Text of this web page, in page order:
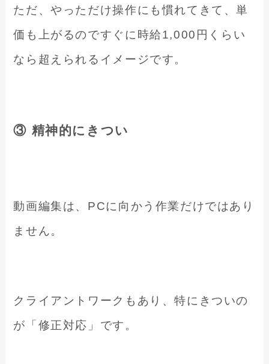
ただ、やっただけ操作にも慣れてきて、単
価も上がるのですぐに時給1,000円くらい
なら超えられるイメージです。
③ 精神的にきつい
動画編集は、PCに向かう作業だけではあり
ません。
クライアントワークもあり、特にきついの
が「修正対応」です。